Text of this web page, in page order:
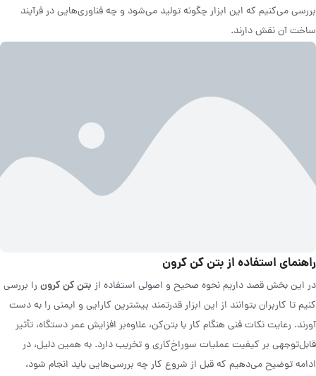
بررسی می‌کنیم که این ابزار چگونه تولید می‌شود و چه فناوری‌هایی در فرآیند
ساخت آن نقش دارند.
راهنمای استفاده از بتن کن کرون
در این بخش قصد داریم نحوه صحیح و اصولی استفاده از بتن کن کرون را بررسی
کنیم تا کاربران بتوانند از این ابزار قدرتمند بیشترین کارایی و ایمنی را به دست
آورند. رعایت نکات فنی هنگام کار با بتن‌کن، علاوه‌بر افزایش عمر دستگاه، تأثیر
قابل‌توجهی بر کیفیت عملیات سوراخ‌کاری و تخریب دارد. به همین دلیل، در
ادامه توضیح می‌دهیم که قبل از شروع کار چه بررسی‌هایی باید انجام شود،